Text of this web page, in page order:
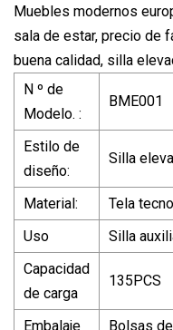
Muebles modernos
sala de estar, precio de
buena calidad, silla
N º de
Modelo. :
BME001
Estilo de
diseño:
Silla
Material:
Tela
Uso
Silla
Capacidad
de carga
135PCS
Embalaje Bolsas